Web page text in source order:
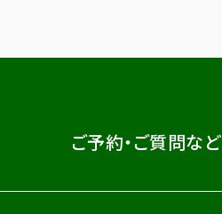
ご予約・ご質問など